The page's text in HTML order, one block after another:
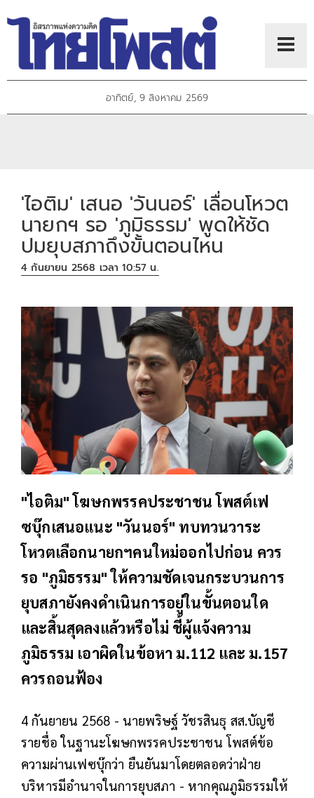
อาทิตย์, 9 สิงหาคม 2569
'ไอติม' เสนอ 'วันนอร์' เลื่อนโหวต
นายกฯ รอ 'ภูมิธรรม' พูดให้ชัด
ปมยุบสภาถึงขั้นตอนไหน
4 กันยายน 2568 เวลา 10:57 น.
"ไอติม" โฆษกพรรคประชาชน โพสต์เฟ
ซบุ๊กเสนอแนะ "วันนอร์" ทบทวนวาระ
โหวตเลือกนายกฯคนใหม่ออกไปก่อน ควร
รอ "ภูมิธรรม" ให้ความชัดเจนกระบวนการ
ยุบสภายังคงดำเนินการอยู่ในขั้นตอนใด
และสิ้นสุดลงแล้วหรือไม่ ชี้ผู้แจ้งความ
ภูมิธรรม เอาผิดในข้อหา ม.112 และ ม.157
ควรถอนฟ้อง
4 กันยายน 2568 - นายพริษฐ์ วัชรสินธุ สส.บัญชี
รายชื่อ ในฐานะโฆษกพรรคประชาชน โพสต์ข้อ
ความผ่านเฟซบุ๊กว่า ยืนยันมาโดยตลอดว่าฝ่าย
บริหารมีอำนาจในการยุบสภา - หากคุณภูมิธรรมให้